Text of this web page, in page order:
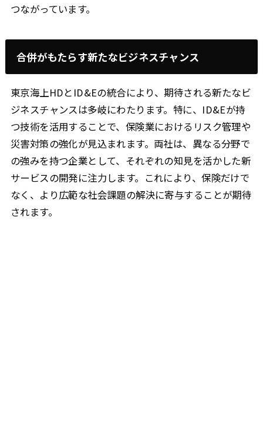
つながっています。
合併がもたらす新たなビジネスチャンス
東京海上HDとID&Eの統合により、期待される新たなビ
ジネスチャンスは多岐にわたります。特に、ID&Eが持
つ技術を活用することで、保険業におけるリスク管理や
災害対策の強化が見込まれます。両社は、異なる分野で
の強みを持つ企業として、それぞれの知見を活かした新
サービスの開発に注力します。これにより、保険だけで
なく、より広範な社会課題の解決に寄与することが期待
されます。